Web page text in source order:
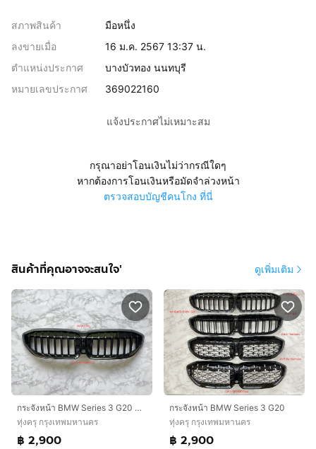
สภาพสินค้า
มือหนึ่ง
ลงขายเมื่อ
16 ม.ค. 2567 13:37 น.
ตำแหน่งประกาศ
บางบัวทอง นนทบุรี
หมายเลขประกาศ
369022160
แจ้งประกาศไม่เหมาะสม
กรุณาอย่าโอนเงินไม่ว่ากรณีใดๆ
หากต้องการโอนเงินหรือมัดจำล่วงหน้า
ตรวจสอบบัญชีคนโกง ที่นี่
สินค้าที่คุณอาจจะสนใจ' ดูเพิ่มเติม
กระจังหน้า BMW Series 3 G20 ของใหม่
ทุ่งครุ กรุงเทพมหานคร
฿ 2,900
กระจังหน้า BMW Series 3 G20
ทุ่งครุ กรุงเทพมหานคร
฿ 2,900